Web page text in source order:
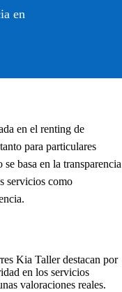
en
en el renting de
para particulares
basa en la transparencia
servicios como
Kia Taller destacan por
en los servicios
valoraciones reales.